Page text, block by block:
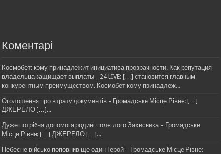
Коментарі
Космобет: кому принадлежит инициатива прозрачности. Как репутация
владельца защищает выплаты - 24 LIVE: […] становится главным
конкурентным преимуществом. Космобет кому принадлеж...
Оголошення про втрату документів – Громадське Місце Рівне: […]
ДЖЕРЕЛО […]...
Дуже потрібна допомога родині полеглого Захисника – Громадське
Місце Рівне: […] ДЖЕРЕЛО […]...
Небесне військо поповнив ще один Герой – Громадське Місце Рівне: